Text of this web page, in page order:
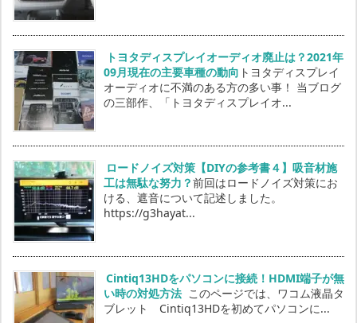
トヨタディスプレイオーディオ廃止は？2021年
09月現在の主要車種の動向 トヨタディスプレイ
オーディオに不満のある方の多い事！ 当ブログ
の三部作、「トヨタディスプレイオ...
ロードノイズ対策【DIYの参考書４】吸音材施
工は無駄な努力？前回はロードノイズ対策にお
ける、遮音について記述しました。
https://g3hayat...
Cintiq13HDをパソコンに接続！HDMI端子が無
い時の対処方法 このページでは、ワコム液晶タ
ブレット Cintiq13HDを初めてパソコンに...